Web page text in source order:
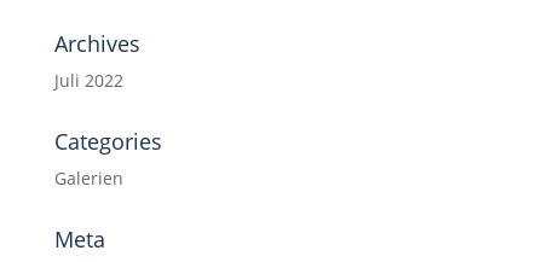
Archives
Juli 2022
Categories
Galerien
Meta